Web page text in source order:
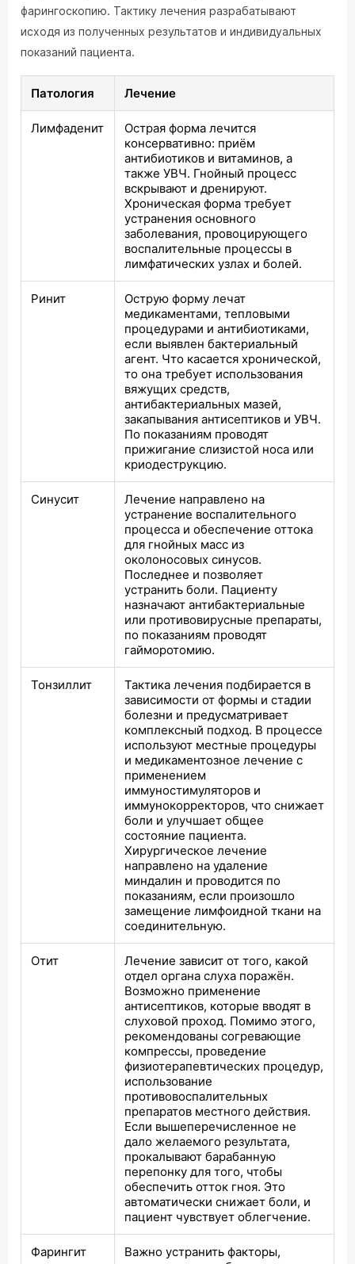
фарингоскопию. Тактику лечения разрабатывают
исходя из полученных результатов и индивидуальных
показаний пациента.
Патология Лечение
Лимфаденит
Острая форма лечится
консервативно: приём
антибиотиков и витаминов, а
также УВЧ. Гнойный процесс
вскрывают и дренируют.
Хроническая форма требует
устранения основного
заболевания, провоцирующего
воспалительные процессы в
лимфатических узлах и болей.
Ринит
Острую форму лечат
медикаментами, тепловыми
процедурами и антибиотиками,
если выявлен бактериальный
агент. Что касается хронической,
то она требует использования
вяжущих средств,
антибактериальных мазей,
закапывания антисептиков и УВЧ.
По показаниям проводят
прижигание слизистой носа или
криодеструкцию.
Синусит
Лечение направлено на
устранение воспалительного
процесса и обеспечение оттока
для гнойных масс из
околоносовых синусов.
Последнее и позволяет
устранить боли. Пациенту
назначают антибактериальные
или противовирусные препараты,
по показаниям проводят
гайморотомию.
Тонзиллит
Тактика лечения подбирается в
зависимости от формы и стадии
болезни и предусматривает
комплексный подход. В процессе
используют местные процедуры
и медикаментозное лечение с
применением
иммуностимуляторов и
иммунокорректоров, что снижает
боли и улучшает общее
состояние пациента.
Хирургическое лечение
направлено на удаление
миндалин и проводится по
показаниям, если произошло
замещение лимфоидной ткани на
соединительную.
Отит
Лечение зависит от того, какой
отдел органа слуха поражён.
Возможно применение
антисептиков, которые вводят в
слуховой проход. Помимо этого,
рекомендованы согревающие
компрессы, проведение
физиотерапевтических процедур,
использование
противовоспалительных
препаратов местного действия.
Если вышеперечисленное не
дало желаемого результата,
прокалывают барабанную
перепонку для того, чтобы
обеспечить отток гноя. Это
автоматически снижает боли, и
пациент чувствует облегчение.
Фарингит
Важно устранить факторы,